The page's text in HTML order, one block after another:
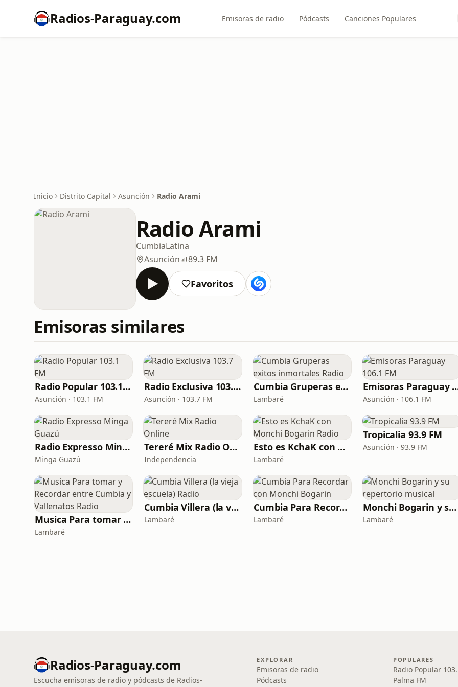
Radios-Paraguay.com Emisoras de radio Pódcasts Canciones Populares
Inicio Distrito Capital Asunción Radio Arami
Radio Arami
CumbiaLatina
Asunción
89.3 FM
Favoritos
Emisoras similares
Radio Popular 103.1 FM
Asunción · 103.1 FM
Radio Exclusiva 103.7 FM
Asunción · 103.7 FM
Cumbia Gruperas exitos inmortales Radio
Lambaré
Emisoras
Asunción · 106.1 FM
Radio Expresso Minga Guazú
Minga Guazú
Tereré Mix Radio Online
Independencia
Esto es KchaK con Monchi Bogarin Radio
Lambaré
Tropicalia 93.9 FM
Asunción · 93.9 FM
Musica Para tomar y Recordar entre Cumbia y Vallenatos Radio
Lambaré
Cumbia Villera (la vieja escuela) Radio
Lambaré
Cumbia Para Recordar con Monchi Bogarin
Lambaré
Monchi Bogarin y su repertorio musical
Lambaré
Radios-Paraguay.com
Escucha emisoras de radio y pódcasts de Radios-
EXPLORAR
Emisoras de radio
Pódcasts
POPULARES
Radio Popular
Palma FM